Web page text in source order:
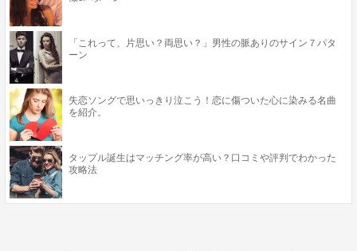
「これって、片思い？両思い？」男性の脈ありのサイン７パタ
ーン
失恋ソングで思いっきり泣こう！恋に傷ついた心に染みる名曲
を紹介。
タップル誕生はマッチング率が高い？口コミや評判でわかった
攻略法